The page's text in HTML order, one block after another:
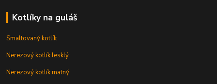
Kotlíky na guláš
Smaltovaný kotlík
Nerezový kotlík lesklý
Nerezový kotlík matný